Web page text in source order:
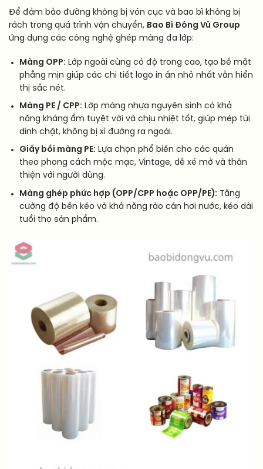
Để đảm bảo đường không bị vón cục và bao bì không bị
rách trong quá trình vận chuyển, Bao Bì Đông Vũ Group
ứng dụng các công nghệ ghép màng đa lớp:
Màng OPP: Lớp ngoài cùng có độ trong cao, tạo bề mặt
phẳng mịn giúp các chi tiết logo in ấn nhỏ nhất vẫn hiển
thị sắc nét.
Màng PE / CPP: Lớp màng nhựa nguyên sinh có khả
năng kháng ẩm tuyệt vời và chịu nhiệt tốt, giúp mép túi
dính chặt, không bị xì đường ra ngoài.
Giấy bồi màng PE: Lựa chọn phổ biến cho các quán
theo phong cách mộc mạc, Vintage, dễ xé mở và thân
thiện với người dùng.
Màng ghép phức hợp (OPP/CPP hoặc OPP/PE): Tăng
cường độ bền kéo và khả năng rào cản hơi nước, kéo dài
tuổi thọ sản phẩm.